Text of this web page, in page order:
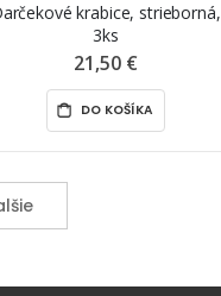
krabice, strieborná,
3ks
21,50 €
DO KOŠÍKA